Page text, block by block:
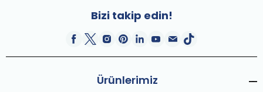
Bizi takip edin!
Ürünlerimiz